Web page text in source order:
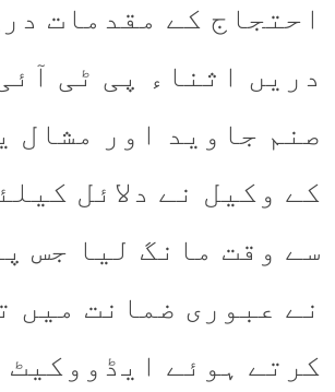
احتجاج کے مقدمات
دریں اثناء پی ٹی
صنم جاوید اور مشال
کے وکیل نے دلائل
سے وقت مانگ لیا جس
نے عبوری ضمانت میں
کرتے ہوئے ایڈووکیٹ